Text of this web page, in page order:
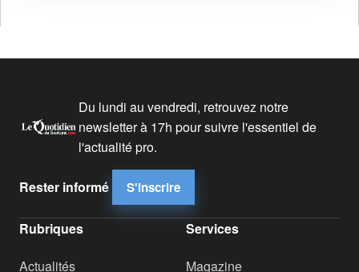
Du lundi au vendredi, retrouvez notre
newsletter à 17h pour suivre l'essentiel de
l'actualité pro.
Rester informé S'inscrire
Rubriques
Actualités
Services
Magazine